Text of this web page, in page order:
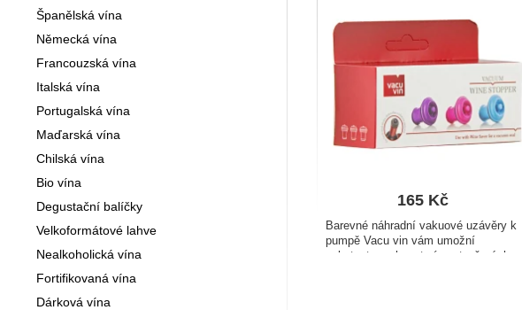
165 Kč
Barevné náhradní vakuové uzávěry k
pumpě Vacu vin vám umožní
ochutnat a uchovat více otevřených
Španělská vína
Německá vína
Francouzská vína
Italská vína
Portugalská vína
Maďarská vína
Chilská vína
Bio vína
Degustační balíčky
Velkoformátové lahve
Nealkoholická vína
Fortifikovaná vína
Dárková vína